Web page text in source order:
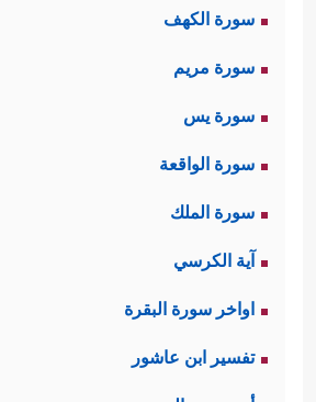
سورة الكهف
سورة مريم
سورة يس
سورة الواقعة
سورة الملك
آية الكرسي
اواخر سورة البقرة
تفسير ابن عاشور